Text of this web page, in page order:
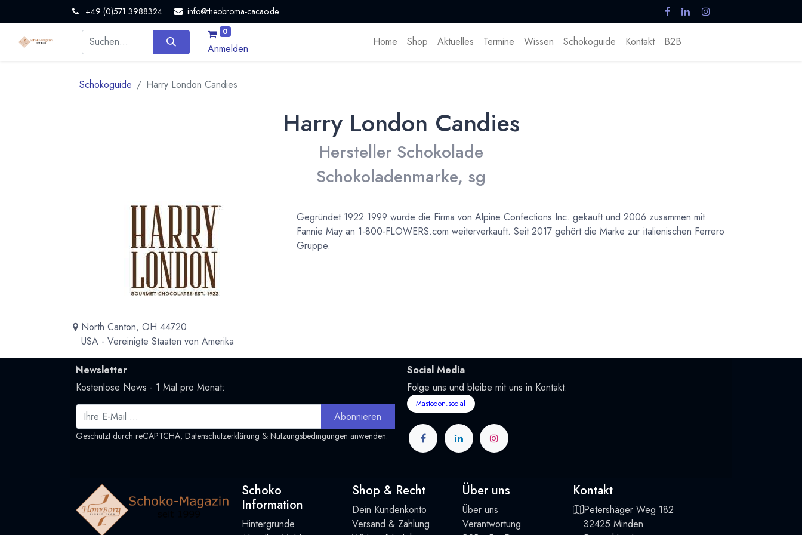
+49 (0)571 3988324 info@theobroma-cacao.de
0
Anmelden
Home Shop Aktuelles Termine Wissen Schokoguide Kontakt B2B
Schokoguide Harry London Candies
Harry London Candies
Hersteller Schokolade
Schokoladenmarke, sg
North Canton, OH 44720
USA - Vereinigte Staaten von Amerika
Gegründet 1922 1999 wurde die Firma von Alpine Confections Inc. gekauft und 2006 zusammen mit
Fannie May an 1-800-FLOWERS.com weiterverkauft. Seit 2017 gehört die Marke zur italienischen Ferrero
Gruppe.
Newsletter
Kostenlose News - 1 Mal pro Monat:
Abonnieren
Geschützt durch reCAPTCHA, Datenschutzerklärung & Nutzungsbedingungen anwenden.
Social Media
Folge uns und bleibe mit uns in Kontakt:
Mastodon.social
Schoko
Information
Hintergründe
Shop & Recht
Dein Kundenkonto
Versand & Zahlung
Über uns
Über uns
Verantwortung
Kontakt
Petershäger Weg 182
32425 Minden